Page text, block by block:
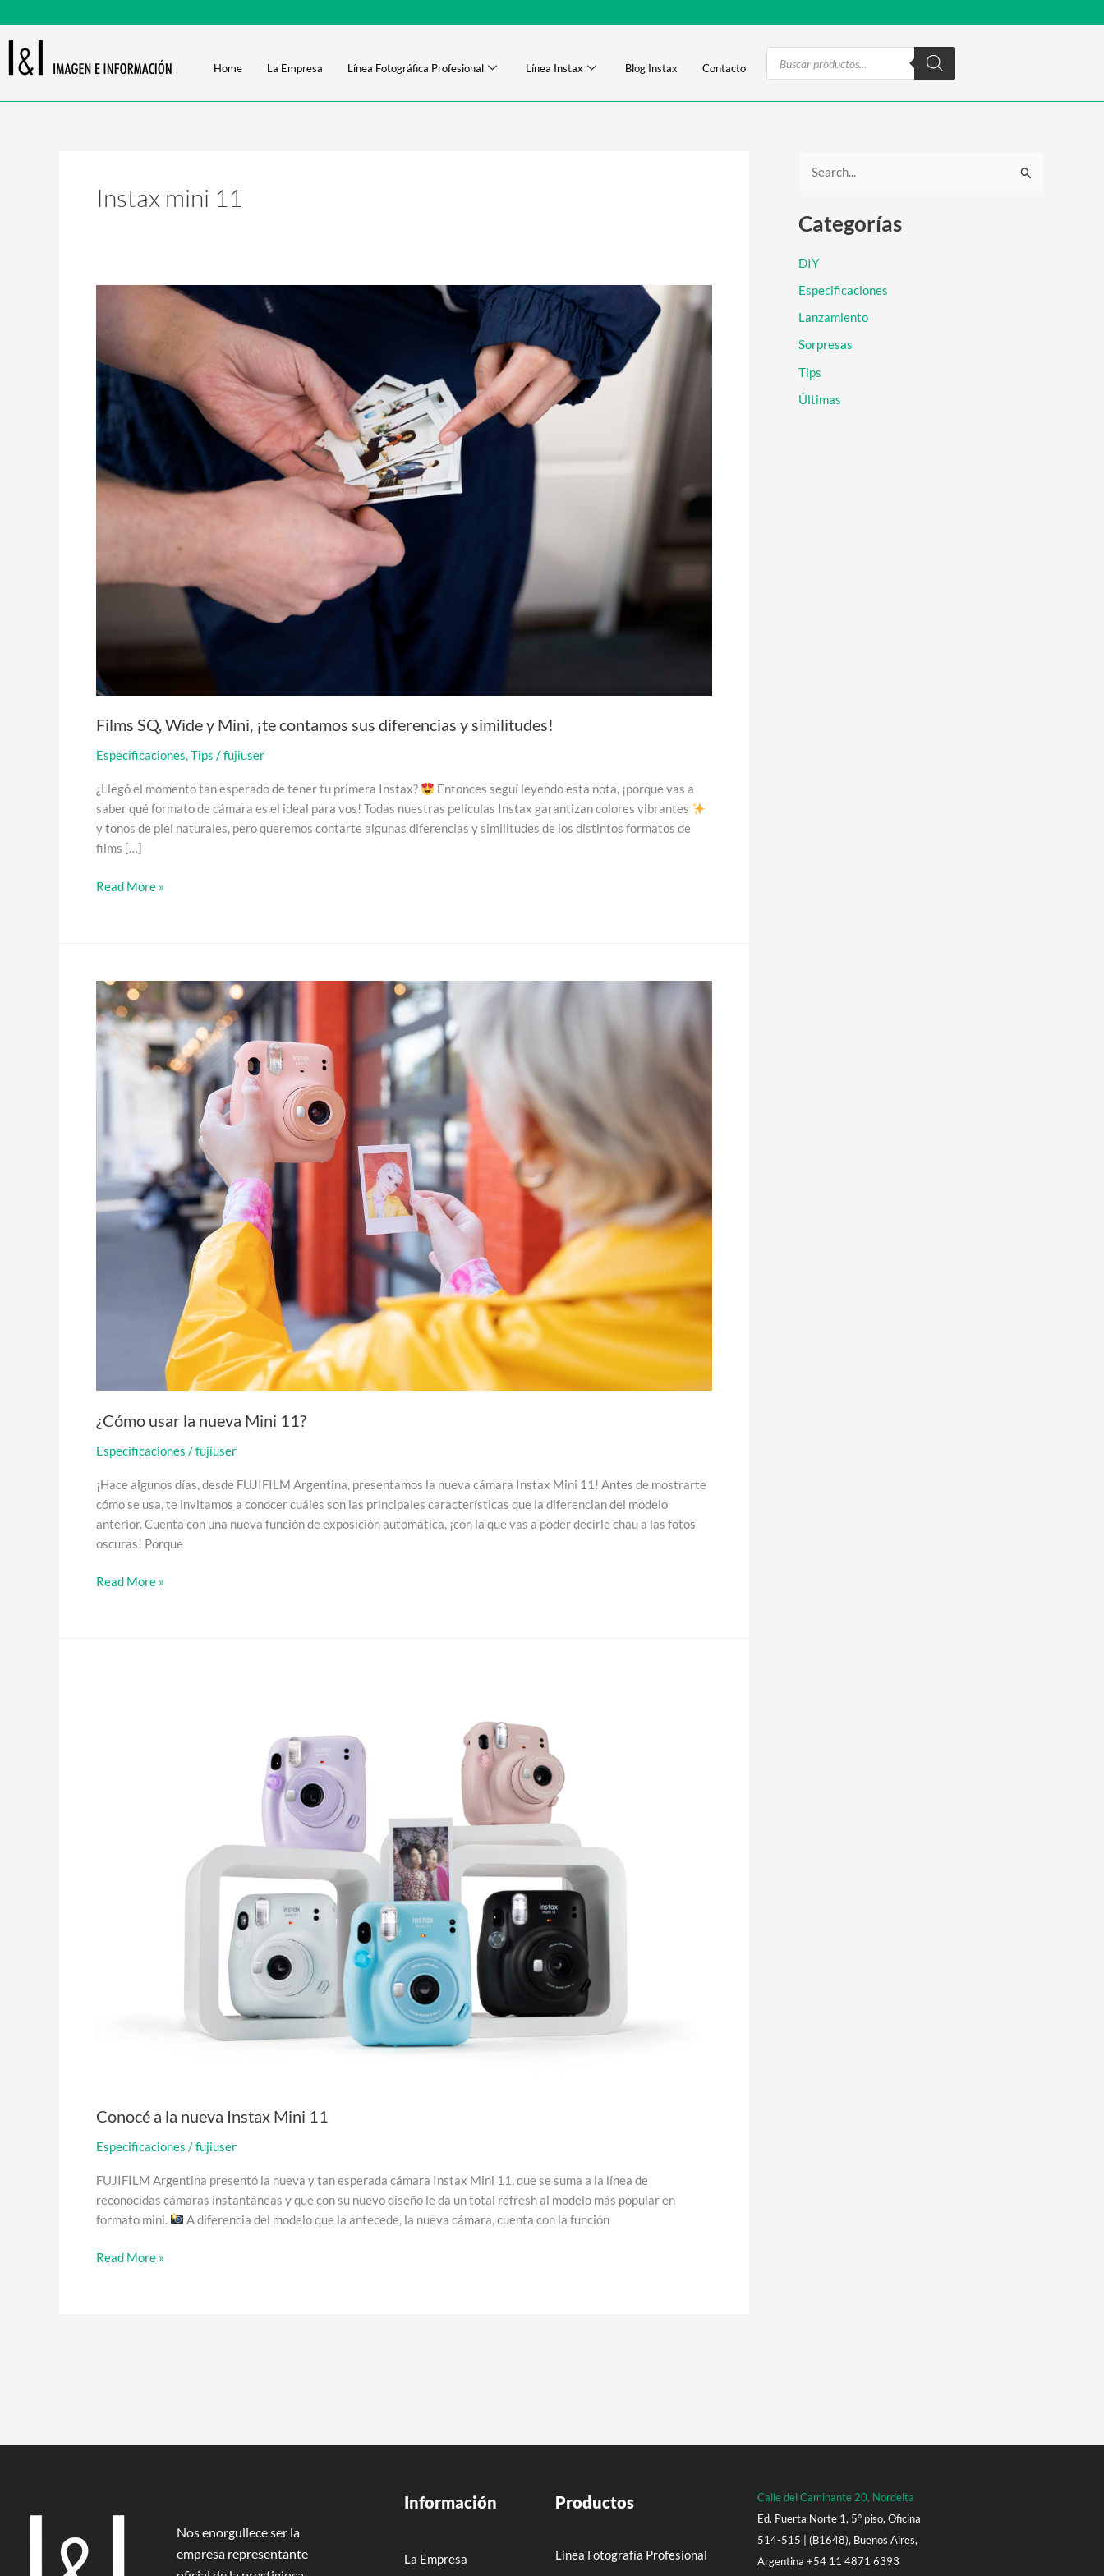
al
contenido
Home La Empresa Línea Fotográfica Profesional Línea Instax Blog Instax Contacto
Products
search
Instax mini 11
Films SQ, Wide y Mini, ¡te contamos sus diferencias y similitudes!
Especificaciones,Tips /fujiuser
¿Llegó el momento tan esperado de tener tu primera Instax?
Entonces seguí leyendo esta nota, ¡porque vas a
saber qué formato de cámara es el ideal para vos! Todas nuestras películas Instax garantizan colores vibrantes
y tonos de piel naturales, pero queremos contarte algunas diferencias y similitudes de los distintos formatos de
films […]
Mini,
contamos
sus
diferencias
y
similitudes!
Read More »
¿Cómo usar la nueva Mini 11?
Especificaciones /fujiuser
¡Hace algunos días, desde FUJIFILM Argentina, presentamos la nueva cámara Instax Mini 11! Antes de mostrarte
cómo se usa, te invitamos a conocer cuáles son las principales características que la diferencian del modelo
anterior. Cuenta con una nueva función de exposición automática, ¡con la que vas a poder decirle chau a las fotos
oscuras! Porque
¿Cómo
usar
la
nueva
Mini
Read More »
Conocé a la nueva Instax Mini 11
Especificaciones /fujiuser
FUJIFILM Argentina presentó la nueva y tan esperada cámara Instax Mini 11, que se suma a la línea de
reconocidas cámaras instantáneas y que con su nuevo diseño le da un total refresh al modelo más popular en
formato mini.
A diferencia del modelo que la antecede, la nueva cámara, cuenta con la función
Read More »
s
r
p
o
r
:
Categorías
DIY
Especificaciones
Lanzamiento
Sorpresas
Tips
Últimas
Nos enorgullece ser la
empresa representante
Información
La Empresa
Productos
Línea Fotografía Profesional
Calle del Caminante 20, Nordelta
Ed. Puerta Norte 1, 5° piso, Oficina
514-515 | (B1648), Buenos Aires,
Argentina +54 11 4871 6393